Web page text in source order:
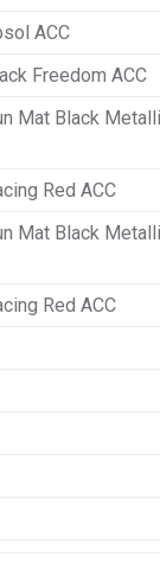
ACC
Freedom ACC
Mat Black
Red ACC
Mat Black
Red ACC